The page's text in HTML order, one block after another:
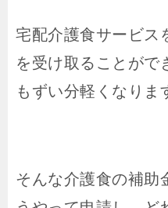
宅配介護食サービス
を受け取ることがで
もずい分軽くなりま
そんな介護食の補助